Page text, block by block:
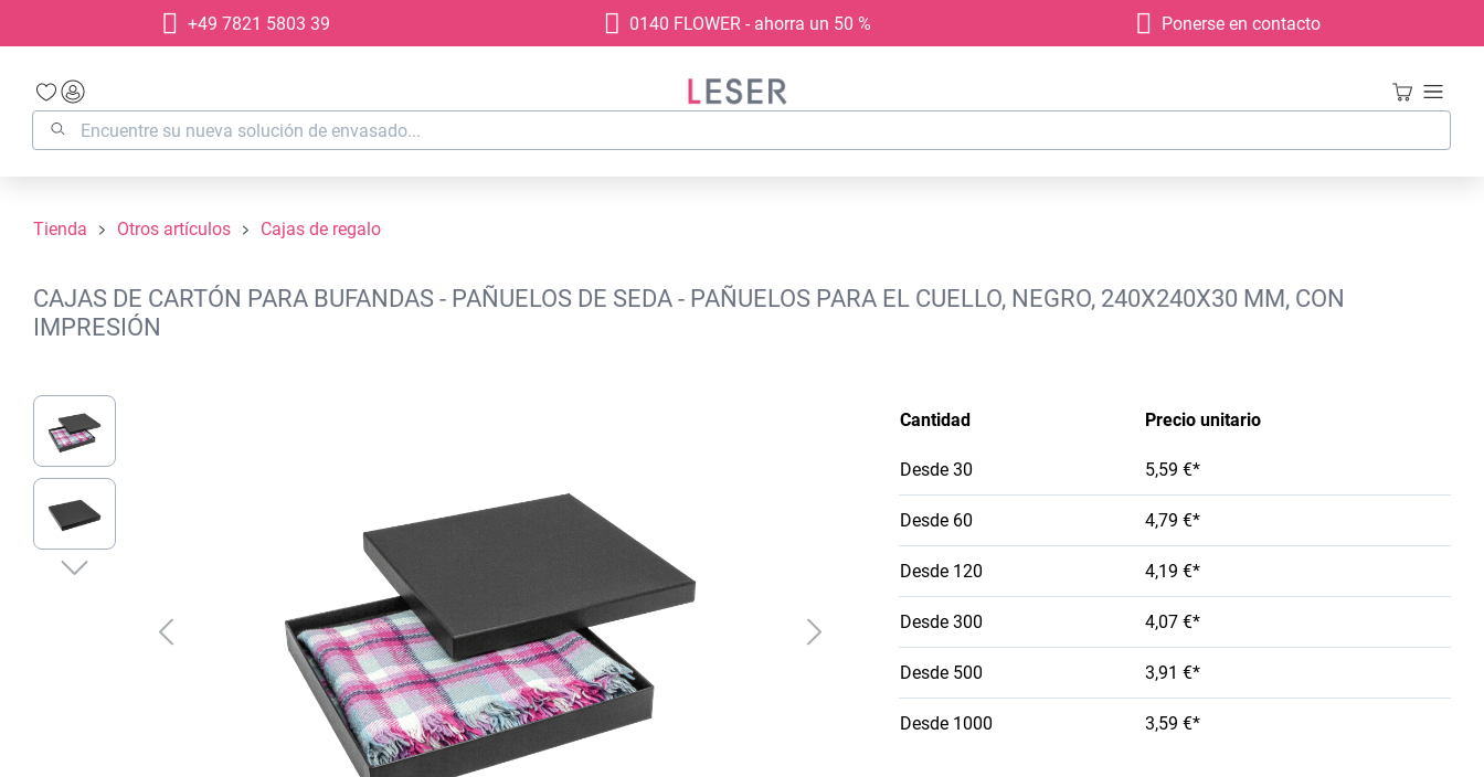
Saltar a la navegación principal
+49 7821 5803 39 0140 FLOWER - ahorra un 50 % Ponerse en contacto
Tienda Otros artículos Cajas de regalo
CAJAS DE CARTÓN PARA BUFANDAS - PAÑUELOS DE SEDA - PAÑUELOS PARA EL CUELLO, NEGRO, 240X240X30 MM, CON
IMPRESIÓN
Omitir galería de imágenes
Cantidad Precio unitario
Desde 30 5,59 €*
Desde 60 4,79 €*
Desde 120 4,19 €*
Desde 300 4,07 €*
Desde 500 3,91 €*
Desde 1000 3,59 €*